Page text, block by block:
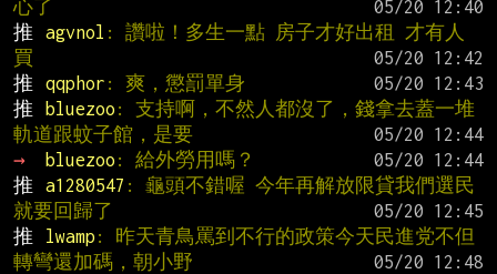
心了
推
agvnol : 讚啦！多生一點 房子才好出租 才有人
買
推
qqphor : 爽，懲罰單身
推
bluezoo : 支持啊，不然人都沒了，錢拿去蓋一堆
軌道跟蚊子館，是要
→
bluezoo : 給外勞用嗎？
推
a1280547 : 龜頭不錯喔 今年再解放限貸我們選民
就要回歸了
推
lwamp : 昨天青鳥罵到不行的政策今天民進党不但
轉彎還加碼，朝小野